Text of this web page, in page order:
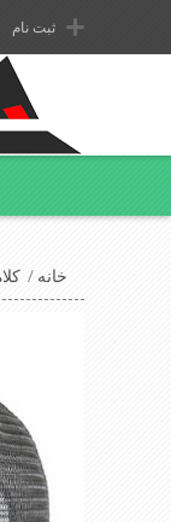
ثبت نام
خانه /